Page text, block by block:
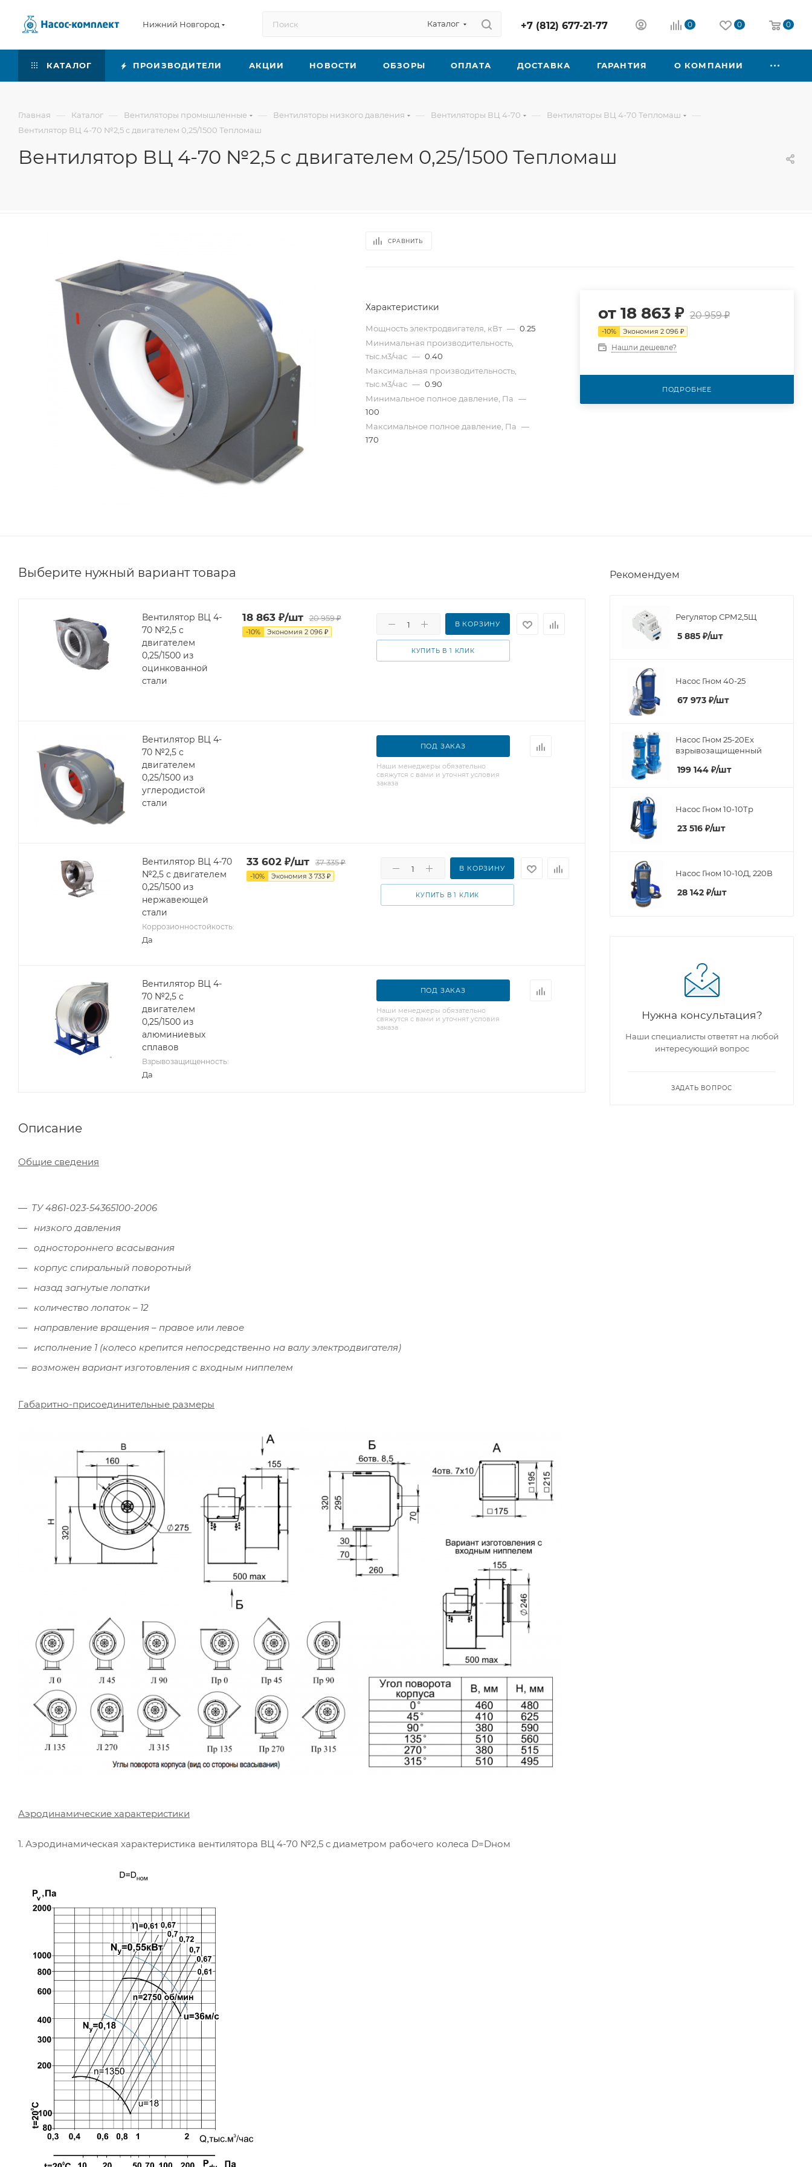
Нижний Новгород Каталог +7 (812) 677-21-77 0 0 0
КАТАЛОГ ПРОИЗВОДИТЕЛИ АКЦИИ НОВОСТИ ОБЗОРЫ ОПЛАТА ДОСТАВКА ГАРАНТИЯ О КОМПАНИИ
Главная — Каталог — Вентиляторы промышленные — Вентиляторы низкого давления — Вентиляторы ВЦ 4-70 — Вентиляторы ВЦ 4-70 Тепломаш —
Вентилятор ВЦ 4-70 №2,5 с двигателем 0,25/1500 Тепломаш
Вентилятор ВЦ 4-70 №2,5 с двигателем 0,25/1500 Тепломаш
СРАВНИТЬ
Характеристики
Мощность электродвигателя, кВт — 0.25
Минимальная производительность,
тыс.м3/час — 0.40
Максимальная производительность,
тыс.м3/час — 0.90
Минимальное полное давление, Па —
100
Максимальное полное давление, Па —
170
от 18 863 ₽ 20 959 ₽
-10% Экономия 2 096 ₽
Нашли дешевле?
ПОДРОБНЕЕ
Выберите нужный вариант товара
Вентилятор ВЦ 4-
70 №2,5 с
двигателем
0,25/1500 из
оцинкованной
стали
18 863₽/шт 20 959₽
-10% Экономия 2 096₽
В КОРЗИНУ
КУПИТЬ В 1 КЛИК
Вентилятор ВЦ 4-
70 №2,5 с
двигателем
0,25/1500 из
углеродистой
стали
ПОД ЗАКАЗ
Наши менеджеры обязательно
свяжутся с вами и уточнят условия
заказа
Вентилятор ВЦ 4-70
№2,5 с двигателем
0,25/1500 из
нержавеющей
стали
Коррозионностойкость:
Да
33 602 ₽/шт 37 335₽
-10% Экономия 3 733 ₽
В КОРЗИНУ
КУПИТЬ В 1 КЛИК
Вентилятор ВЦ 4-
70 №2,5 с
двигателем
0,25/1500 из
алюминиевых
сплавов
Взрывозащищенность:
Да
ПОД ЗАКАЗ
Наши менеджеры обязательно
свяжутся с вами и уточнят условия
заказа
Описание
Общие сведения
ТУ 4861-023-54365100-2006
низкого давления
одностороннего всасывания
корпус спиральный поворотный
назад загнутые лопатки
количество лопаток – 12
направление вращения – правое или левое
исполнение 1 (колесо крепится непосредственно на валу электродвигателя)
возможен вариант изготовления с входным ниппелем
Габаритно-присоединительные размеры
Аэродинамические характеристики
1. Аэродинамическая характеристика вентилятора ВЦ 4-70 №2,5 с диаметром рабочего колеса D=Dном
Рекомендуем
Регулятор СРМ2,5Щ
5 885 ₽/шт
Насос Гном 40-25
67 973 ₽/шт
Насос Гном 25-20Ex
взрывозащищенный
199 144 ₽/шт
Насос Гном 10-10Тр
23 516 ₽/шт
Насос Гном 10-10Д, 220В
28 142 ₽/шт
Нужна консультация?
Наши специалисты ответят на любой
интересующий вопрос
ЗАДАТЬ ВОПРОС